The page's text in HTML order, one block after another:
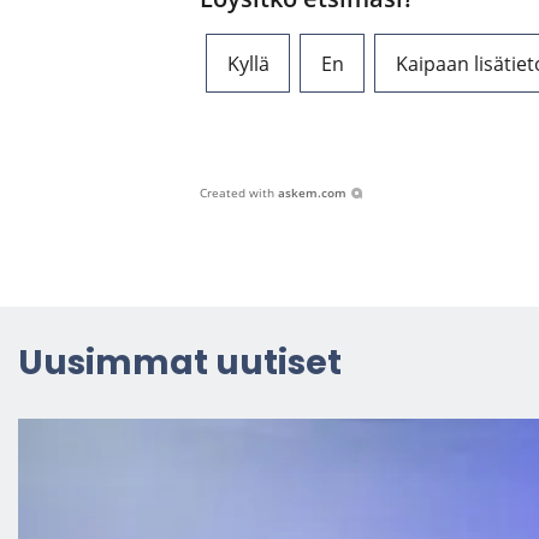
Kyllä En Kaipaan
Created with askem.com
Uusim­mat uu­ti­set